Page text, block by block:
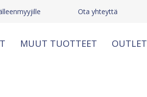
Ota yhteyttä
MUUT TUOTTEET OUTLET